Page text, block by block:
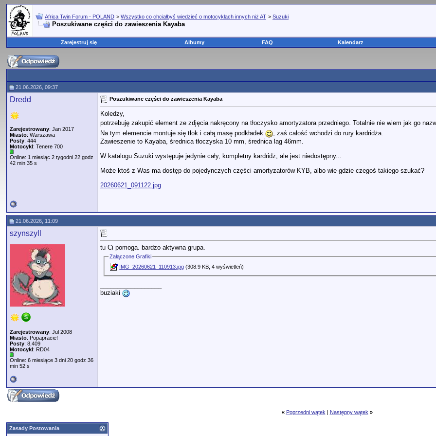
Africa Twin Forum - POLAND > Wszystko co chciałbyś wiedzieć o motocyklach innych niż AT > Suzuki
Poszukiwane części do zawieszenia Kayaba
Zarejestruj się Albumy FAQ Kalendarz
21.06.2026, 09:37
Dredd
Zarejestrowany: Jan 2017
Miasto: Warszawa
Posty: 444
Motocykl: Tenere 700
Online: 1 miesiąc 2 tygodni 22 godz
42 min 35 s
Poszukiwane części do zawieszenia Kayaba
Koledzy,
potrzebuję zakupić element ze zdjęcia nakręcony na tłoczysko amortyzatora przedniego. Totalnie nie wiem jak go
Na tym elemencie montuje się tłok i całą masę podkładek
, zaś całość wchodzi do rury kardridża.
Zawieszenie to Kayaba, średnica tłoczyska 10 mm, średnica lag 46mm.
W katalogu Suzuki występuje jedynie cały, kompletny kardridż, ale jest niedostępny...
Może ktoś z Was ma dostęp do pojedynczych części amortyzatorów KYB, albo wie gdzie czegoś takiego szukać?
20260621_091122.jpg
21.06.2026, 11:09
szynszyll
Zarejestrowany: Jul 2008
Miasto: Popapracie!
Posty: 8,409
Motocykl: RD04
Online: 6 miesiące 3 dni 20 godz 36
min 52 s
tu Ci pomoga. bardzo aktywna grupa.
Załączone Grafiki
IMG_20260621_110913.jpg (308.9 KB, 4 wyświetleń)
buziaki
« Poprzedni wątek | Następny wątek »
Zasady Postowania